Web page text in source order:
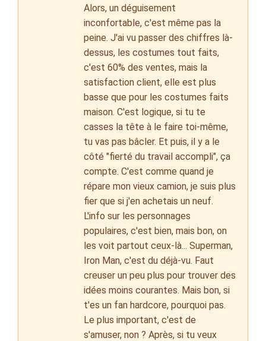
Alors, un déguisement
inconfortable, c'est même pas la
peine. J'ai vu passer des chiffres là-
dessus, les costumes tout faits,
c'est 60% des ventes, mais la
satisfaction client, elle est plus
basse que pour les costumes faits
maison. C'est logique, si tu te
casses la tête à le faire toi-même,
tu vas pas bâcler. Et puis, il y a le
côté "fierté du travail accompli", ça
compte. C'est comme quand je
répare mon vieux camion, je suis plus
fier que si j'en achetais un neuf.
L'info sur les personnages
populaires, c'est bien, mais bon, on
les voit partout ceux-là... Superman,
Iron Man, c'est du déjà-vu. Faut
creuser un peu plus pour trouver des
idées moins courantes. Mais bon, si
t'es un fan hardcore, pourquoi pas.
Le plus important, c'est de
s'amuser, non ? Après, si tu veux